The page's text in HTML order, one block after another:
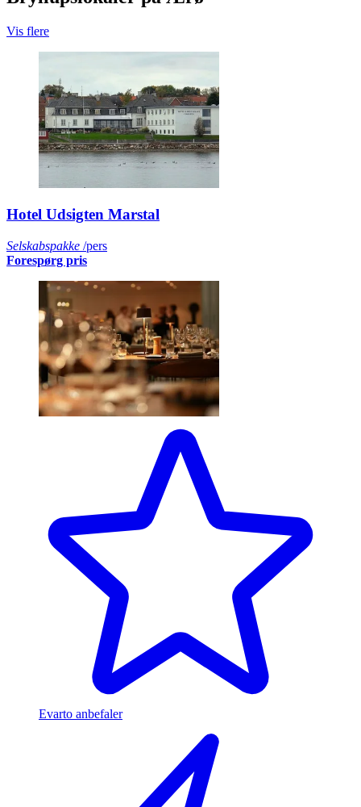
Vis flere
Hotel Udsigten Marstal
Selskabspakke /pers
Forespørg pris
Evarto anbefaler